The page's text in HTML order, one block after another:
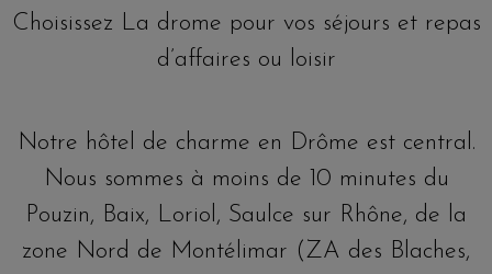
Choisissez La drome pour vos séjours et repas
d’affaires ou loisir
Notre hôtel de charme en Drôme est central.
Nous sommes à moins de 10 minutes du
Pouzin, Baix, Loriol, Saulce sur Rhône, de la
zone Nord de Montélimar (ZA des Blaches,